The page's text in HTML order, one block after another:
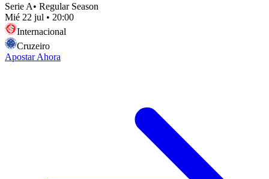
Serie A• Regular Season
Mié 22 jul • 20:00
Internacional
Cruzeiro
Apostar Ahora